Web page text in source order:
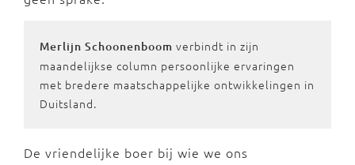
Merlijn Schoonenboom verbindt in zijn
maandelijkse column persoonlijke ervaringen
met bredere maatschappelijke ontwikkelingen in
Duitsland.
De vriendelijke boer bij wie we ons